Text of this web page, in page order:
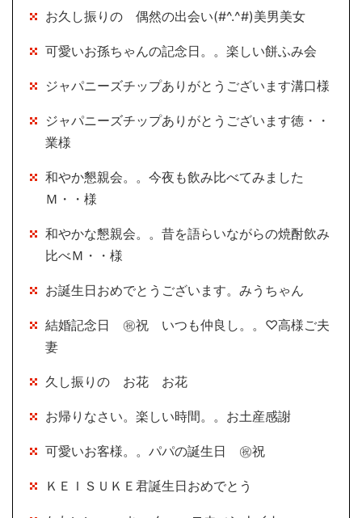
お久し振りの 偶然の出会い(#^.^#)美男美女
可愛いお孫ちゃんの記念日。。楽しい餅ふみ会
ジャパニーズチップありがとうございます溝口様
ジャパニーズチップありがとうございます徳・・
業様
和やか懇親会。。今夜も飲み比べてみました
Ｍ・・様
和やかな懇親会。。昔を語らいながらの焼酎飲み
比べＭ・・様
お誕生日おめでとうございます。みうちゃん
結婚記念日 ㊗祝 いつも仲良し。。♡高様ご夫
妻
久し振りの お花 お花
お帰りなさい。楽しい時間。。お土産感謝
可愛いお客様。。パパの誕生日 ㊗祝
ＫＥＩＳＵＫＥ君誕生日おめでとう